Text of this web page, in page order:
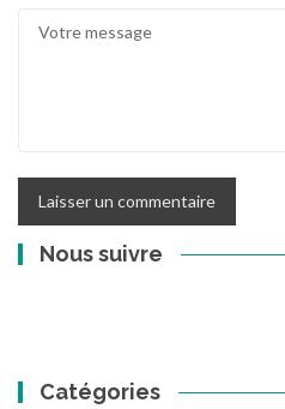
Nous suivre
Catégories